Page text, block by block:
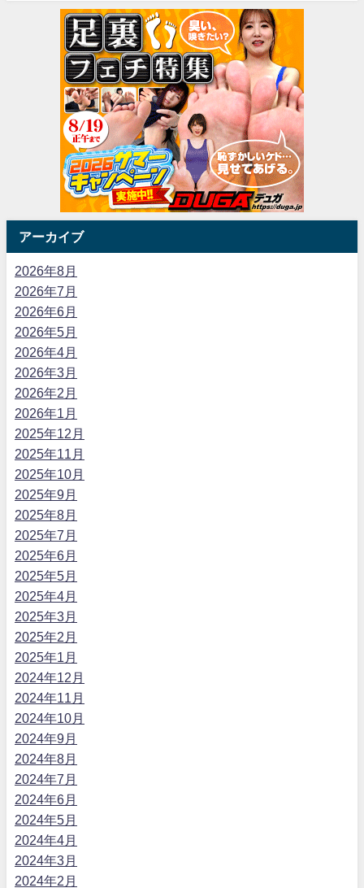
アーカイブ
2026年8月
2026年7月
2026年6月
2026年5月
2026年4月
2026年3月
2026年2月
2026年1月
2025年12月
2025年11月
2025年10月
2025年9月
2025年8月
2025年7月
2025年6月
2025年5月
2025年4月
2025年3月
2025年2月
2025年1月
2024年12月
2024年11月
2024年10月
2024年9月
2024年8月
2024年7月
2024年6月
2024年5月
2024年4月
2024年3月
2024年2月